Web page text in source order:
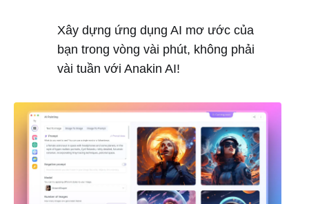
Xây dựng ứng dụng AI mơ ước của
bạn trong vòng vài phút, không phải
vài tuần với Anakin AI!